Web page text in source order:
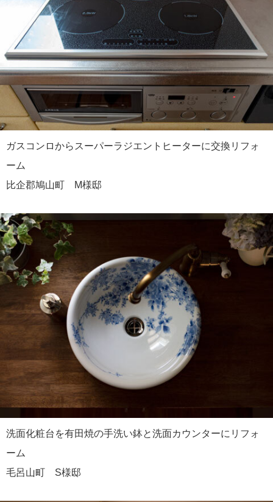
ガスコンロからスーパーラジエントヒーターに交換リフォ
ーム
比企郡鳩山町 M様邸
洗面化粧台を有田焼の手洗い鉢と洗面カウンターにリフォ
ーム
毛呂山町 S様邸